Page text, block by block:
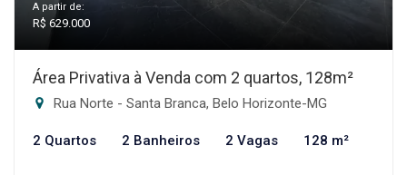
A partir de:
R$ 629.000
Área Privativa à Venda com 2 quartos, 128m²
Rua Norte - Santa Branca, Belo Horizonte-MG
2 Quartos 2 Banheiros 2 Vagas 128 m²